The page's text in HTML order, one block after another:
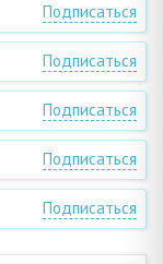
Подписаться
Подписаться
Подписаться
Подписаться
Подписаться